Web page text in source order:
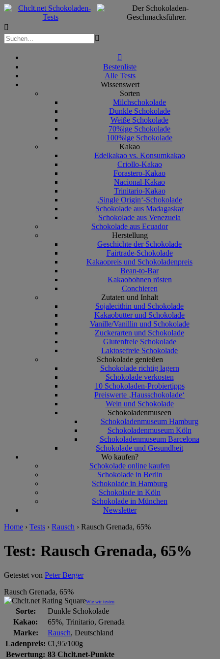



Bestenliste
Alle Tests
Wissenswert
Sorten
Milchschokolade
Dunkle Schokolade
Weiße Schokolade
70%ige Schokolade
100%ige Schokolade
Kakao
Edelkakao vs. Konsumkakao
Criollo-Kakao
Forastero-Kakao
Nacional-Kakao
Trinitario-Kakao
‚Single Origin‘-Schokolade
Schokolade aus Madagaskar
Schokolade aus Venezuela
Schokolade aus Ecuador
Herstellung
Geschichte der Schokolade
Fairtrade-Schokolade
Kakaopreis und Schokoladenpreis
Bean-to-Bar
Kakaobohnen rösten
Conchieren
Zutaten und Inhalt
Sojalecithin und Schokolade
Kakaobutter und Schokolade
Vanille/Vanillin und Schokolade
Zuckerarten und Schokolade
Glutenfreie Schokolade
Laktosefreie Schokolade
Schokolade genießen
Schokolade richtig lagern
Schokolade verkosten
10 Schokoladen-Probiertipps
Preiswerte ‚Hausschokolade‘
Wein und Schokolade
Schokoladenmuseen
Schokoladenmuseum Hamburg
Schokoladenmuseum Köln
Schokoladenmuseum Barcelona
Schokolade und Gesundheit
Wo kaufen?
Schokolade online kaufen
Schokolade in Berlin
Schokolade in Hamburg
Schokolade in Köln
Schokolade in München
Newsletter
Home › Tests › Rausch › Rausch Grenada, 65%
Test: Rausch Grenada, 65%
Getestet von Peter Berger
Rausch Grenada, 65%
Wie wir testen
Sorte:
Dunkle Schokolade
Kakao:
65%, Trinitario, Grenada
Marke:
Rausch, Deutschland
Ladenpreis: €1,95/100g
Bewertung: 83 Chclt.net-Punkte